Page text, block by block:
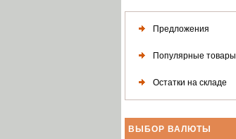
Предложения
Популярные товары
Остатки на складе
ВЫБОР ВАЛЮТЫ